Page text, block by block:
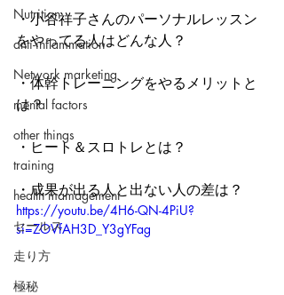
Nutrition
anti-inflammation
Network marketing
mental factors
other things
training
health mamagement
セールス
走り方
極秘
・小谷祥子さんのパーソナルレッスン
をやってる人はどんな人？
・体幹トレーニングをやるメリットと
は？
・ヒート＆スロトレとは？
・成果が出る人と出ない人の差は？
https://youtu.be/4H6-QN-4PiU?
si=ZOVfAH3D_Y3gYFag